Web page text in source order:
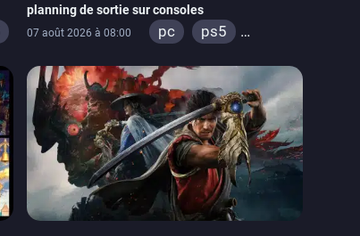
planning de sortie sur consoles
07 août 2026 à 08:00 pc
ps5